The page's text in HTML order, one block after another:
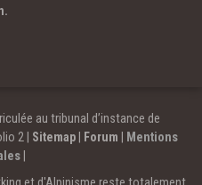
au tribunal d’instance de
2 | Sitemap| Forum
Mentions